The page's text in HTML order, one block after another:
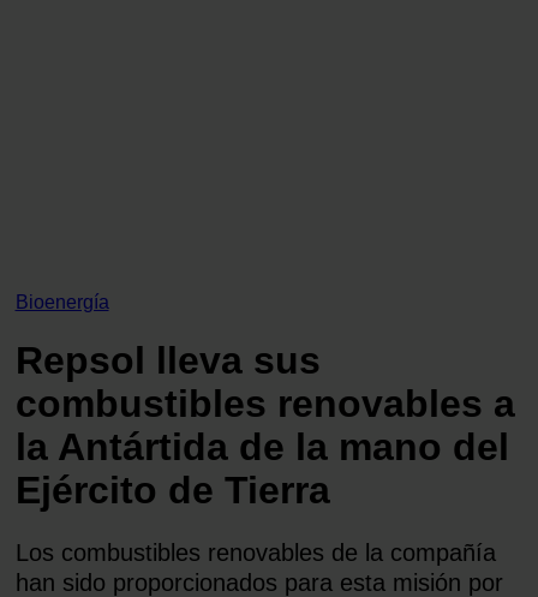
Bioenergía
Repsol lleva sus
combustibles renovables a
la Antártida de la mano del
Ejército de Tierra
Los combustibles renovables de la compañía
han sido proporcionados para esta misión por